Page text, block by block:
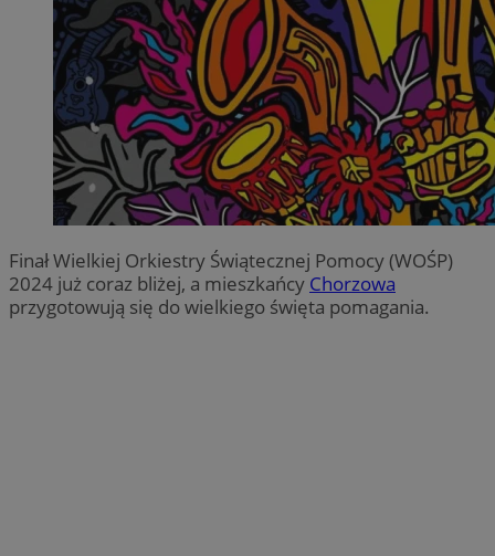
Finał Wielkiej Orkiestry Świątecznej Pomocy (WOŚP)
2024 już coraz bliżej, a mieszkańcy Chorzowa
przygotowują się do wielkiego święta pomagania.